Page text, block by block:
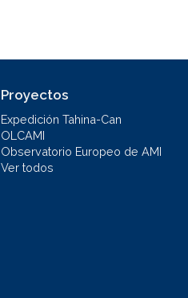
Proyectos
Expedición Tahina-Can
OLCAMI
Observatorio Europeo de AMI
Ver todos